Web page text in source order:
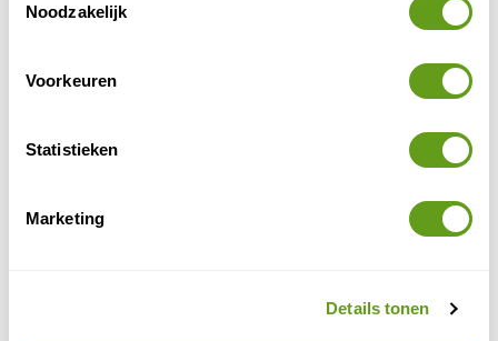
Noodzakelijk
Voorkeuren
Statistieken
Marketing
Details tonen
algemene voorwaardenen
Bepaal zelf tempo, bestemmingen en budget.